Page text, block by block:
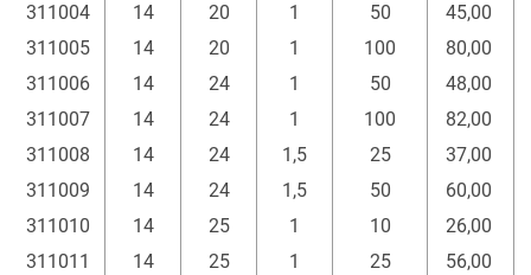
311004
14 20 1 50
45,00
311005
14 20 1 100
80,00
311006
14 24 1 50
48,00
311007
14 24 1 100
82,00
311008
14 24 1,5 25
37,00
311009
14 24 1,5 50
60,00
311010
14 25 1 10
26,00
311011
14 25 1 25
56,00